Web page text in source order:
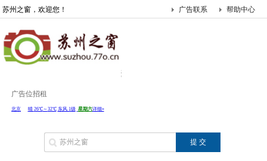
苏州之窗，欢迎您！ 帮助中心
广告联系
广告位招租